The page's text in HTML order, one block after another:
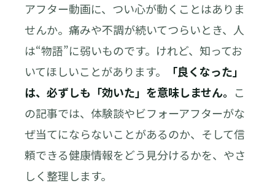
アフター動画に、つい心が動くことはありま
せんか。痛みや不調が続いてつらいとき、人
は“物語”に弱いものです。けれど、知ってお
いてほしいことがあります。
「良くなった」
は、必ずしも「効いた」を意味しません。 こ
の記事では、体験談やビフォーアフターがな
ぜ当てにならないことがあるのか、そして信
頼できる健康情報をどう見分けるかを、やさ
しく整理します。